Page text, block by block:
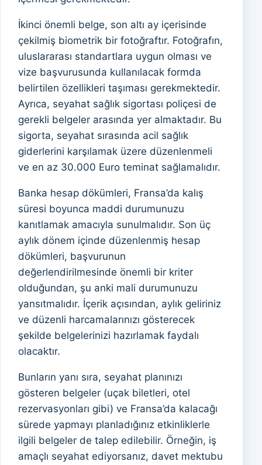
İkinci önemli belge, son altı ay içerisinde
çekilmiş biometrik bir fotoğraftır. Fotoğrafın,
uluslararası standartlara uygun olması ve
vize başvurusunda kullanılacak formda
belirtilen özellikleri taşıması gerekmektedir.
Ayrıca, seyahat sağlık sigortası poliçesi de
gerekli belgeler arasında yer almaktadır. Bu
sigorta, seyahat sırasında acil sağlık
giderlerini karşılamak üzere düzenlenmeli
ve en az 30.000 Euro teminat sağlamalıdır.
Banka hesap dökümleri, Fransa’da kalış
süresi boyunca maddi durumunuzu
kanıtlamak amacıyla sunulmalıdır. Son üç
aylık dönem içinde düzenlenmiş hesap
dökümleri, başvurunun
değerlendirilmesinde önemli bir kriter
olduğundan, şu anki mali durumunuzu
yansıtmalıdır. İçerik açısından, aylık geliriniz
ve düzenli harcamalarınızı gösterecek
şekilde belgelerinizi hazırlamak faydalı
olacaktır.
Bunların yanı sıra, seyahat planınızı
gösteren belgeler (uçak biletleri, otel
rezervasyonları gibi) ve Fransa’da kalacağı
sürede yapmayı planladığınız etkinliklerle
ilgili belgeler de talep edilebilir. Örneğin, iş
amaçlı seyahat ediyorsanız, davet mektubu